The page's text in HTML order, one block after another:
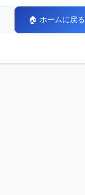
🏠 ホームに戻る